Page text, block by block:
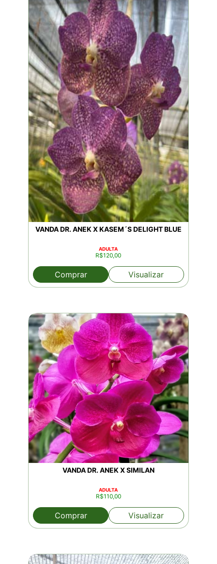
VANDA DR. ANEK X KASEM´S DELIGHT BLUE
ADULTA
R$120,00
Comprar Visualizar
VANDA DR. ANEK X SIMILAN
ADULTA
R$110,00
Comprar Visualizar